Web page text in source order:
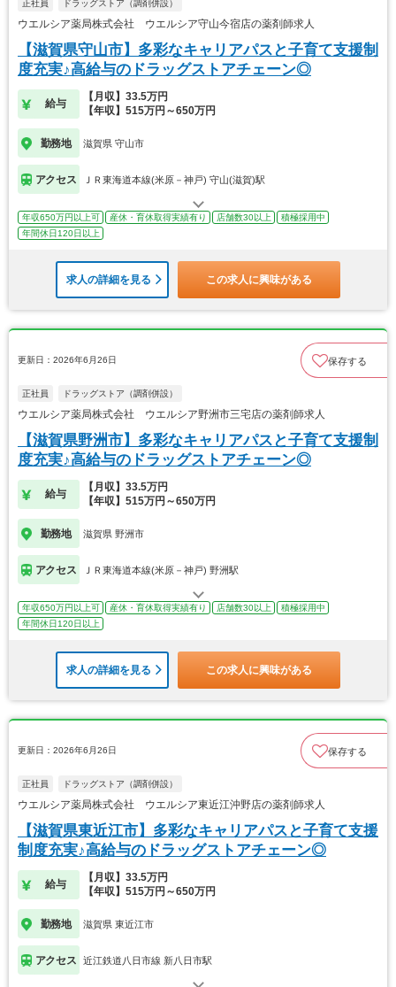
正社員 ドラッグストア（調剤併設）
ウエルシア薬局株式会社 ウエルシア守山今宿店の薬剤師求人
【滋賀県守山市】多彩なキャリアパスと子育て支援制
度充実♪高給与のドラッグストアチェーン◎
給与
【月収】33.5万円
【年収】515万円～650万円
勤務地 滋賀県 守山市
アクセス ＪＲ東海道本線(米原－神戸) 守山(滋賀)駅
年収650万円以上可 産休・育休取得実績有り 店舗数30以上
積極採用中
年間休日120日以上
求人の詳細を見る この求人に興味がある
更新日：2026年6月26日 保存する
正社員 ドラッグストア（調剤併設）
ウエルシア薬局株式会社 ウエルシア野洲市三宅店の薬剤師求人
【滋賀県野洲市】多彩なキャリアパスと子育て支援制
度充実♪高給与のドラッグストアチェーン◎
給与
【月収】33.5万円
【年収】515万円～650万円
勤務地 滋賀県 野洲市
アクセス ＪＲ東海道本線(米原－神戸) 野洲駅
年収650万円以上可 産休・育休取得実績有り 店舗数30以上
積極採用中
年間休日120日以上
求人の詳細を見る この求人に興味がある
更新日：2026年6月26日 保存する
正社員 ドラッグストア（調剤併設）
ウエルシア薬局株式会社 ウエルシア東近江沖野店の薬剤師求人
【滋賀県東近江市】多彩なキャリアパスと子育て支援
制度充実♪高給与のドラッグストアチェーン◎
給与
【月収】33.5万円
【年収】515万円～650万円
勤務地 滋賀県 東近江市
アクセス 近江鉄道八日市線 新八日市駅